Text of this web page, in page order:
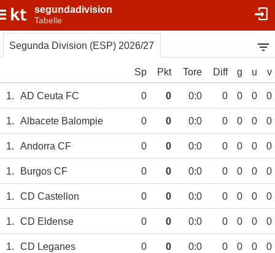
segundadivision
Tabelle
Segunda Division (ESP) 2026/27
Sp Pkt Tore Diff g u v
1. AD Ceuta FC 0 0 0:0 0 0 0 0
1. Albacete Balompie 0 0 0:0 0 0 0 0
1. Andorra CF 0 0 0:0 0 0 0 0
1. Burgos CF 0 0 0:0 0 0 0 0
1. CD Castellon 0 0 0:0 0 0 0 0
1. CD Eldense 0 0 0:0 0 0 0 0
1. CD Leganes 0 0 0:0 0 0 0 0